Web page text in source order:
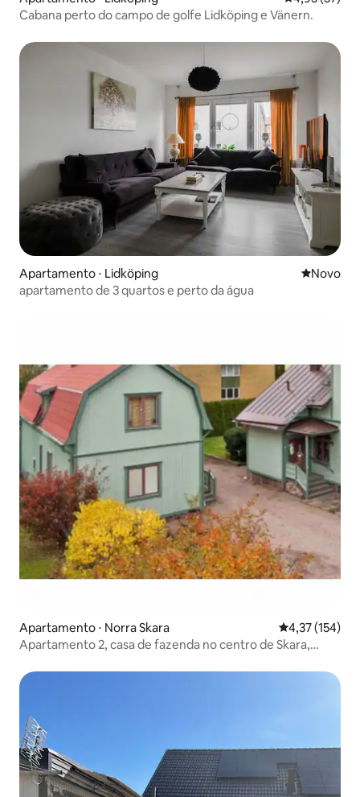
Cabana perto do campo de golfe Lidköping e Vänern.
Apartamento ⋅ Lidköping Novo
Novo
apartamento de 3 quartos e perto da água
Apartamento ⋅ Norra Skara 4,37 de uma
4,37 (154)
Apartamento 2, casa de fazenda no centro de Skara,